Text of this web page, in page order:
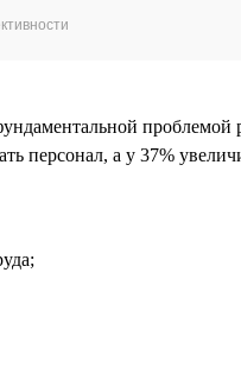
персонал, а у 37%